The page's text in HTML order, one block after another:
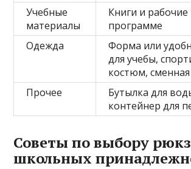
Учебные
материалы
Книги и
программе
Одежда
Форма или
для учебы,
костюм,
Прочее
Бутылка для
контейнер для
Советы по выбору
школьных